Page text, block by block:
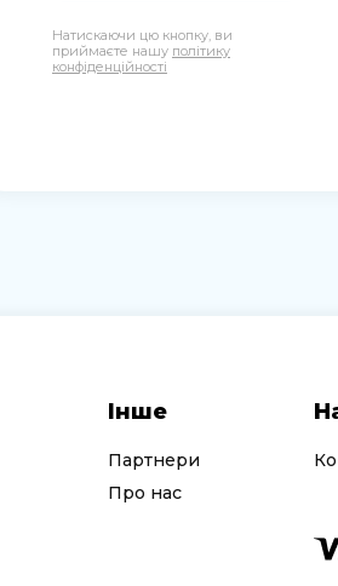
Натискаючи цю кнопку, ви
приймаєте нашу політику
конфіденційності
Інше
Партнери
Про нас